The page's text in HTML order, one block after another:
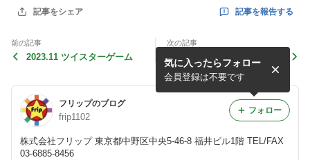
記事をシェア 記事を報告する
前の記事
2023.11 ツイスターゲーム
次の記事
2023.11 大つけ麺博
フリップのブログ
frip1102
株式会社フリップ 東京都中野区中央5-46-8 福井ビル1階 TEL/FAX
03-6885-8456
気に入ったらフォロー
会員登録は不要です
フォロー